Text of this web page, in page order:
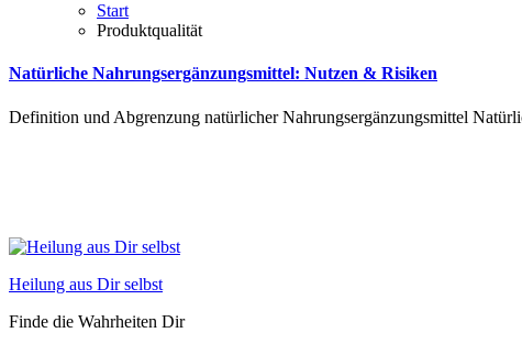
Start
Produktqualität
Natürliche Nahrungsergänzungsmittel: Nutzen & Risiken
Def︇inition und︇ Abg︇renzung nat︇ürlicher Nah︇rungsergänzungsmittel
Heilung aus Dir selbst
Finde die Wahrheiten Dir